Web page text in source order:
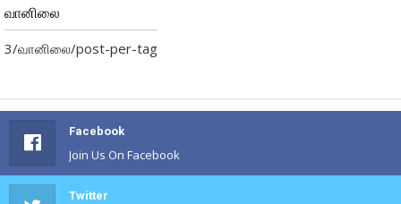
வானிலை
3/வானிலை/post-per-tag
Facebook
Join Us On Facebook
Twitter